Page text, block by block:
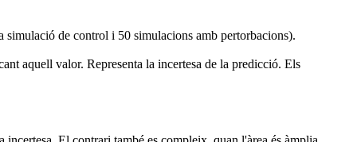
de control i 50 simulacions amb pertorbacions).
aquell valor. Representa la incertesa de la predicció. Els